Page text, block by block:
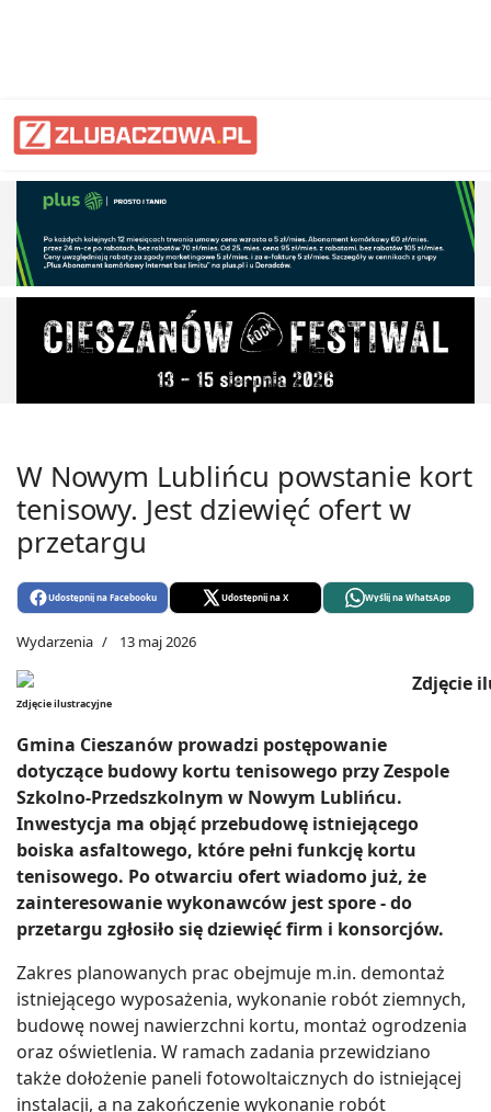
W Nowym Lublińcu powstanie kort
tenisowy. Jest dziewięć ofert w
przetargu
Udostępnij na Facebooku Udostępnij na X Wyślij na WhatsApp
Wydarzenia 13 maj 2026
Zdjęcie ilustracyjne
Gmina Cieszanów prowadzi postępowanie
dotyczące budowy kortu tenisowego przy Zespole
Szkolno-Przedszkolnym w Nowym Lublińcu.
Inwestycja ma objąć przebudowę istniejącego
boiska asfaltowego, które pełni funkcję kortu
tenisowego. Po otwarciu ofert wiadomo już, że
zainteresowanie wykonawców jest spore - do
przetargu zgłosiło się dziewięć firm i konsorcjów.
Zakres planowanych prac obejmuje m.in. demontaż
istniejącego wyposażenia, wykonanie robót ziemnych,
budowę nowej nawierzchni kortu, montaż ogrodzenia
oraz oświetlenia. W ramach zadania przewidziano
także dołożenie paneli fotowoltaicznych do istniejącej
instalacji, a na zakończenie wykonanie robót